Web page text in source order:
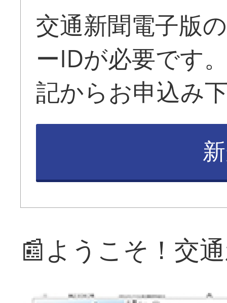
交通新聞電子版
ーIDが必要です
記からお申込み
📰ようこそ！交